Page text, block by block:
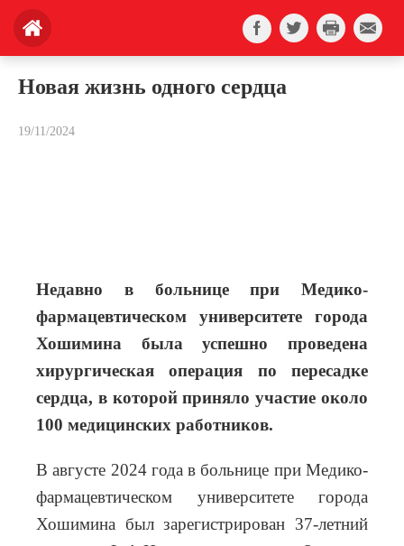
Новая жизнь одного сердца
19/11/2024
Недавно в больнице при Медико-
фармацевтическом университете города
Хошимина была успешно проведена
хирургическая операция по пересадке
сердца, в которой приняло участие около
100 медицинских работников.
В августе 2024 года в больнице при Медико-
фармацевтическом университете города
Хошимина был зарегистрирован 37-летний